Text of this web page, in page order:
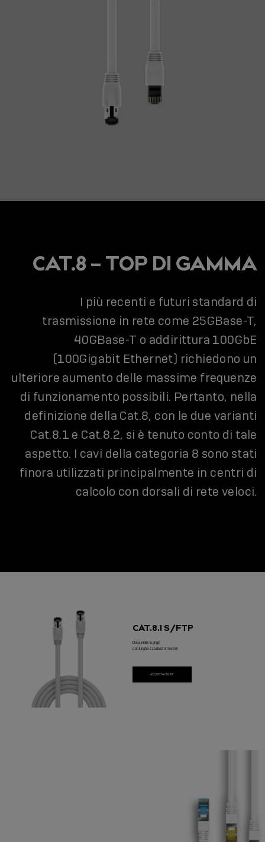
CAT.8 – TOP DI GAMMA
I più recenti e futuri standard di
trasmissione in rete come 25GBase-T,
40GBase-T o addirittura 100GbE
(100Gigabit Ethernet) richiedono un
ulteriore aumento delle massime frequenze
di funzionamento possibili. Pertanto, nella
definizione della Cat.8, con le due varianti
Cat.8.1 e Cat.8.2, si è tenuto conto di tale
aspetto. I cavi della categoria 8 sono stati
finora utilizzati principalmente in centri di
calcolo con dorsali di rete veloci.
CAT.8.1 S/FTP
Disponibile in grigio
con lunghezza da 0.3 m a 5 m
ACQUISTA ONLINE